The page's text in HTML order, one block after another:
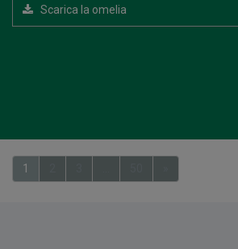
Scarica la omelia
1